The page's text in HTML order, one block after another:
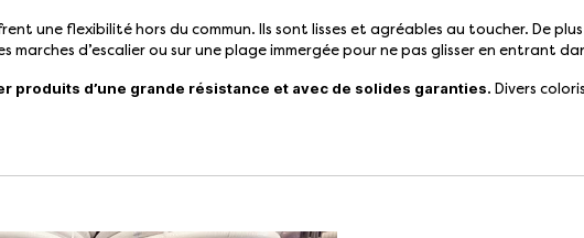
une flexibilité hors du commun. Ils sont lisses et agréables au toucher. De
d’escalier ou sur une plage immergée pour ne pas glisser en entrant
produits d’une grande résistance et avec de solides garanties. Divers